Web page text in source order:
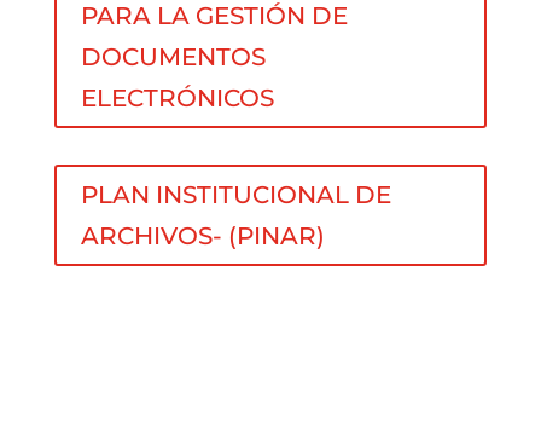
PARA LA GESTIÓN DE
DOCUMENTOS
ELECTRÓNICOS
PLAN INSTITUCIONAL DE
ARCHIVOS- (PINAR)